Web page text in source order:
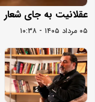
عقلانیت به جای شعار
۰۵ مرداد ۱۴۰۵ - ۱۰:۳۸